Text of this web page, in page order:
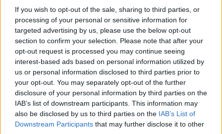
If you wish to opt-out of the sale, sharing to third parties, or
processing of your personal or sensitive information for
targeted advertising by us, please use the below opt-out
section to confirm your selection. Please note that after your
opt-out request is processed you may continue seeing
interest-based ads based on personal information utilized by
us or personal information disclosed to third parties prior to
your opt-out. You may separately opt-out of the further
disclosure of your personal information by third parties on the
IAB’s list of downstream participants. This information may
also be disclosed by us to third parties on the IAB’s List of
Downstream Participants that may further disclose it to other
συλληφθείς, κατά το χρονικό διάστημα από 9.42025
έως 3.5.2025 στην Αρχαία Μεσσήνη και στον
Μελιγαλά, διέπραξε ακόμα -2- περιπτώσεις κλοπών
σε τροχόσπιτο και οικία, όπου αφαίρεσε
υπολογιστή, ο οποίος βρέθηκε και αποδόθηκε και
χρήματα, αντίστοιχα. Τέλος, στην κατοχή του
31χρονου, βρέθηκαν -2- εργαλεία τα οποία
κατασχέθηκαν.
Προανάκριση διενεργεί το Αστυνομικό Τμήμα